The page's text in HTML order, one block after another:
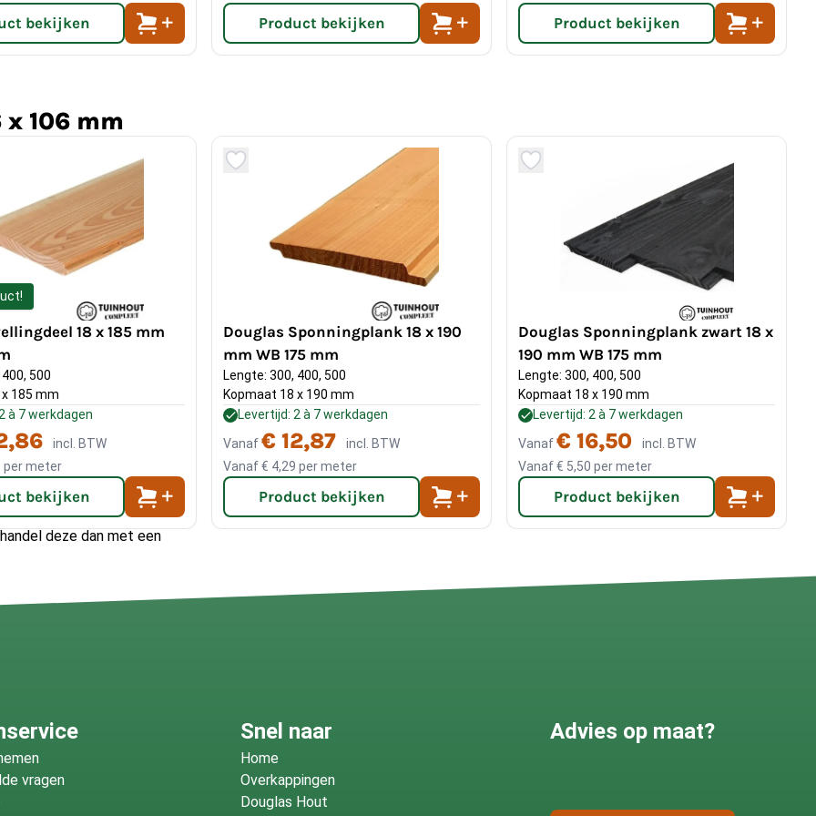
ze ideaal maakt voor
waar een fijne,
106 mm
en
lazuur is niet verplicht,
kleur langer te behouden
De planken zijn voorzien
schuiven en hebben
De vellingdelen zijn
hebben een dikte van
van 106 mm. Besluit u
de vellingdelen op
schroeven. Hierop plaatst u
platen
aanhouden.
deze dan met een
bekijken Product bekijken Product bekijken
18 x 185 mm
500
185 mm
à 7 werkdagen
incl. BTW
per meter
bekijken
Douglas Sponningplank 18 x 190
mm WB 175 mm
Lengte: 300, 400, 500
Kopmaat 18 x 190 mm
Levertijd: 2 à 7 werkdagen
Vanaf€ 12,87
incl. BTW
Vanaf€ 4,29 per meter
Product bekijken
Douglas Sponningplank zwart 18 x
190 mm WB 175 mm
Lengte: 300, 400, 500
Kopmaat 18 x 190 mm
Levertijd: 2 à 7 werkdagen
Vanaf€ 16,50
incl. BTW
Vanaf€ 5,50 per meter
Product bekijken
vragen
Snel naar
Home
Overkappingen
Douglas Hout
Advies op maat?